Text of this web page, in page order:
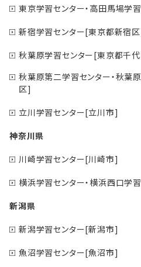
東京学習センター・高田馬場学
新宿学習センター[東京都新宿
秋葉原学習センター[東京都千
秋葉原第二学習センター・秋葉
区]
立川学習センター[立川市]
神奈川県
川崎学習センター[川崎市]
横浜学習センター・横浜西口学
新潟県
新潟学習センター[新潟市]
魚沼学習センター[魚沼市]